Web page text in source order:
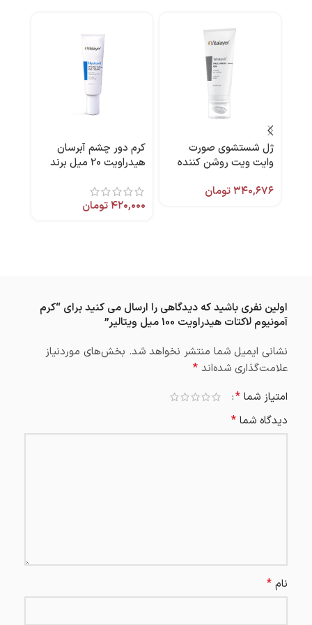
ژل شستشوی صورت
وایت ویت روشن کننده
۳۴۰,۶۷۶تومان
کرم دور چشم آبرسان
هیدراویت 20 میل برند
۴۲۰,۰۰۰تومان
اولین نفری باشید که دیدگاهی را ارسال می کنید برای “کرم
آمونیوم لاکتات هیدراویت 100 میل ویتالیر”
نشانی ایمیل شما منتشر نخواهد شد. بخش‌های موردنیاز
علامت‌گذاری شده‌اند *
امتیاز شما *
دیدگاه شما *
نام *